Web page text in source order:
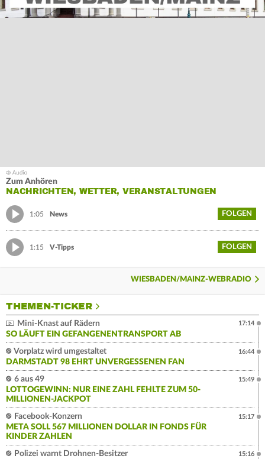
Zum Anhören
NACHRICHTEN, WETTER, VERANSTALTUNGEN
1:05 News FOLGEN
1:15 V-Tipps FOLGEN
WIESBADEN/MAINZ-WEBRADIO
THEMEN-TICKER
Mini-Knast auf Rädern
SO LÄUFT EIN GEFANGENENTRANSPORT AB
17:14
Vorplatz wird umgestaltet
DARMSTADT 98 EHRT UNVERGESSENEN FAN
16:44
6 aus 49
LOTTOGEWINN: NUR EINE ZAHL FEHLTE ZUM 50-
MILLIONEN-JACKPOT
15:49
Facebook-Konzern
META SOLL 567 MILLIONEN DOLLAR IN FONDS FÜR
KINDER ZAHLEN
15:17
Polizei warnt Drohnen-Besitzer
15:16